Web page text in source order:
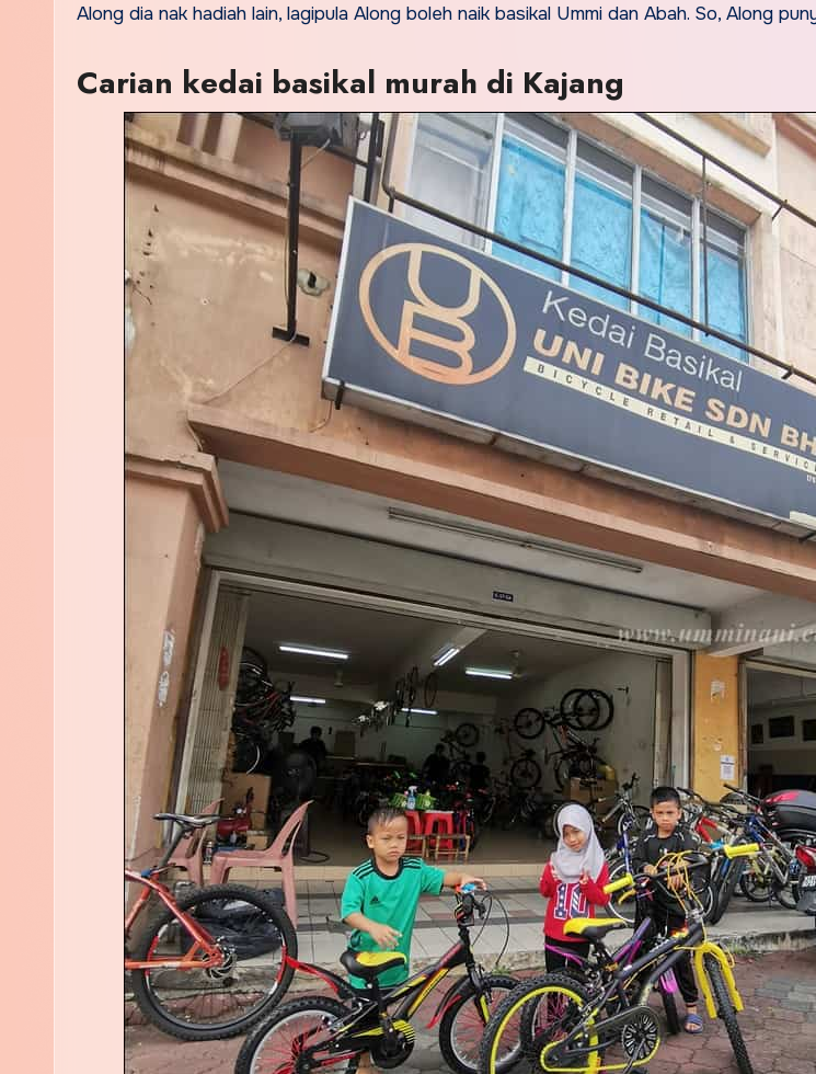
Along dia nak hadiah lain, lagipula Along boleh naik basikal Ummi dan Abah. So, Along
Carian kedai basikal murah di Kajang